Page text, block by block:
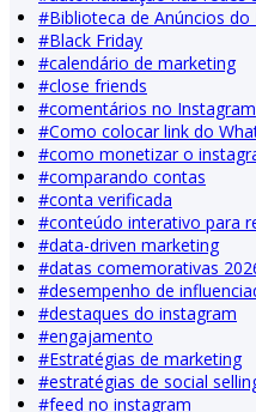
#Biblioteca de Anúncios do
#Black Friday
#calendário de marketing
#close friends
#comentários no Instagram
#Como colocar link do
#como monetizar o
#comparando contas
#conta verificada
#conteúdo interativo para
#data-driven marketing
#datas comemorativas
#desempenho de
#destaques do instagram
#engajamento
#Estratégias de marketing
#estratégias de social
#feed no instagram